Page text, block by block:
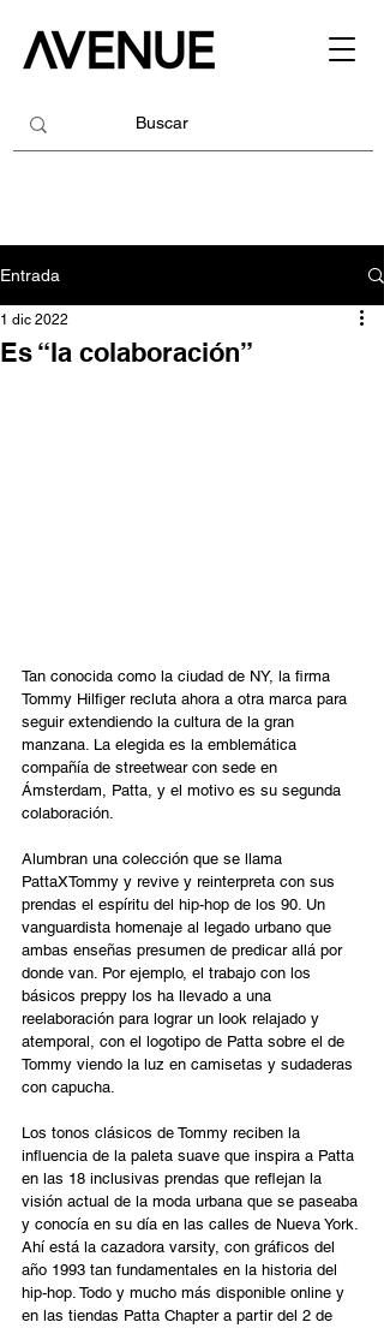
Entrada
Es “la colaboración”
1 dic 2022
Tan conocida como la ciudad de NY, la firma
Tommy Hilfiger recluta ahora a otra marca para
seguir extendiendo la cultura de la gran
manzana. La elegida es la emblemática
compañía de streetwear con sede en
Ámsterdam, Patta, y el motivo es su segunda
colaboración.
Alumbran una colección que se llama
PattaXTommy y revive y reinterpreta con sus
prendas el espíritu del hip-hop de los 90. Un
vanguardista homenaje al legado urbano que
ambas enseñas presumen de predicar allá por
donde van. Por ejemplo, el trabajo con los
básicos preppy los ha llevado a una
reelaboración para lograr un look relajado y
atemporal, con el logotipo de Patta sobre el de
Tommy viendo la luz en camisetas y sudaderas
con capucha.
Los tonos clásicos de Tommy reciben la
influencia de la paleta suave que inspira a Patta
en las 18 inclusivas prendas que reflejan la
visión actual de la moda urbana que se paseaba
y conocía en su día en las calles de Nueva York.
Ahí está la cazadora varsity, con gráficos del
año 1993 tan fundamentales en la historia del
hip-hop. Todo y mucho más disponible online y
en las tiendas Patta Chapter a partir del 2 de